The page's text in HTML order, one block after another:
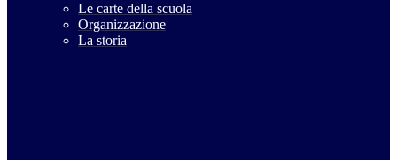
Le carte della scuola
Organizzazione
La storia